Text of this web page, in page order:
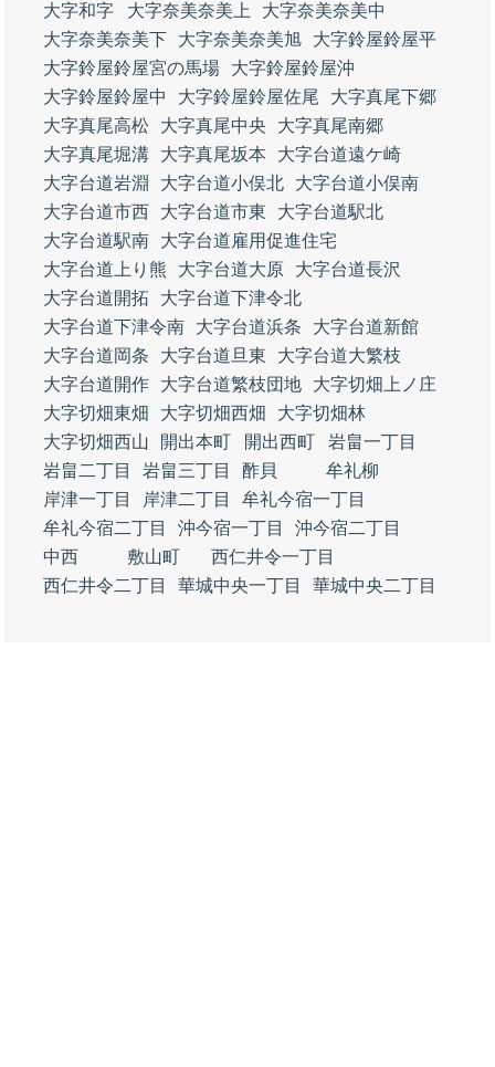
大字和字
大字奈美奈美上
大字奈美奈美中
大字奈美奈美下
大字奈美奈美旭
大字鈴屋鈴屋平
大字鈴屋鈴屋宮の馬場
大字鈴屋鈴屋沖
大字鈴屋鈴屋中
大字鈴屋鈴屋佐尾
大字真尾下郷
大字真尾高松
大字真尾中央
大字真尾南郷
大字真尾堀溝
大字真尾坂本
大字台道遠ケ崎
大字台道岩淵
大字台道小俣北
大字台道小俣南
大字台道市西
大字台道市東
大字台道駅北
大字台道駅南
大字台道雇用促進住宅
大字台道上り熊
大字台道大原
大字台道長沢
大字台道開拓
大字台道下津令北
大字台道下津令南
大字台道浜条
大字台道新館
大字台道岡条
大字台道旦東
大字台道大繁枝
大字台道開作
大字台道繁枝団地
大字切畑上ノ庄
大字切畑東畑
大字切畑西畑
大字切畑林
大字切畑西山
開出本町 開出西町
岩畠一丁目
岩畠二丁目
岩畠三丁目 酢貝
牟礼柳
岸津一丁目
岸津二丁目
牟礼今宿一丁目
牟礼今宿二丁目
沖今宿一丁目
沖今宿二丁目
中西
敷山町
西仁井令一丁目
西仁井令二丁目
華城中央一丁目 華城中央二丁目